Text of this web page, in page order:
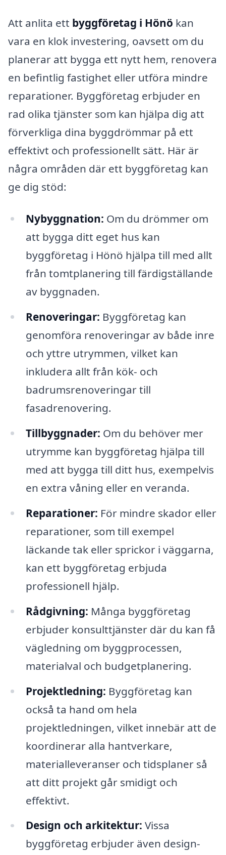
Att anlita ett byggföretag i Hönö kan
vara en klok investering, oavsett om du
planerar att bygga ett nytt hem, renovera
en befintlig fastighet eller utföra mindre
reparationer. Byggföretag erbjuder en
rad olika tjänster som kan hjälpa dig att
förverkliga dina byggdrömmar på ett
effektivt och professionellt sätt. Här är
några områden där ett byggföretag kan
ge dig stöd:
Nybyggnation: Om du drömmer om
att bygga ditt eget hus kan
byggföretag i Hönö hjälpa till med allt
från tomtplanering till färdigställande
av byggnaden.
Renoveringar: Byggföretag kan
genomföra renoveringar av både inre
och yttre utrymmen, vilket kan
inkludera allt från kök- och
badrumsrenoveringar till
fasadrenovering.
Tillbyggnader: Om du behöver mer
utrymme kan byggföretag hjälpa till
med att bygga till ditt hus, exempelvis
en extra våning eller en veranda.
Reparationer: För mindre skador eller
reparationer, som till exempel
läckande tak eller sprickor i väggarna,
kan ett byggföretag erbjuda
professionell hjälp.
Rådgivning: Många byggföretag
erbjuder konsulttjänster där du kan få
vägledning om byggprocessen,
materialval och budgetplanering.
Projektledning: Byggföretag kan
också ta hand om hela
projektledningen, vilket innebär att de
koordinerar alla hantverkare,
materialleveranser och tidsplaner så
att ditt projekt går smidigt och
effektivt.
Design och arkitektur: Vissa
byggföretag erbjuder även design-